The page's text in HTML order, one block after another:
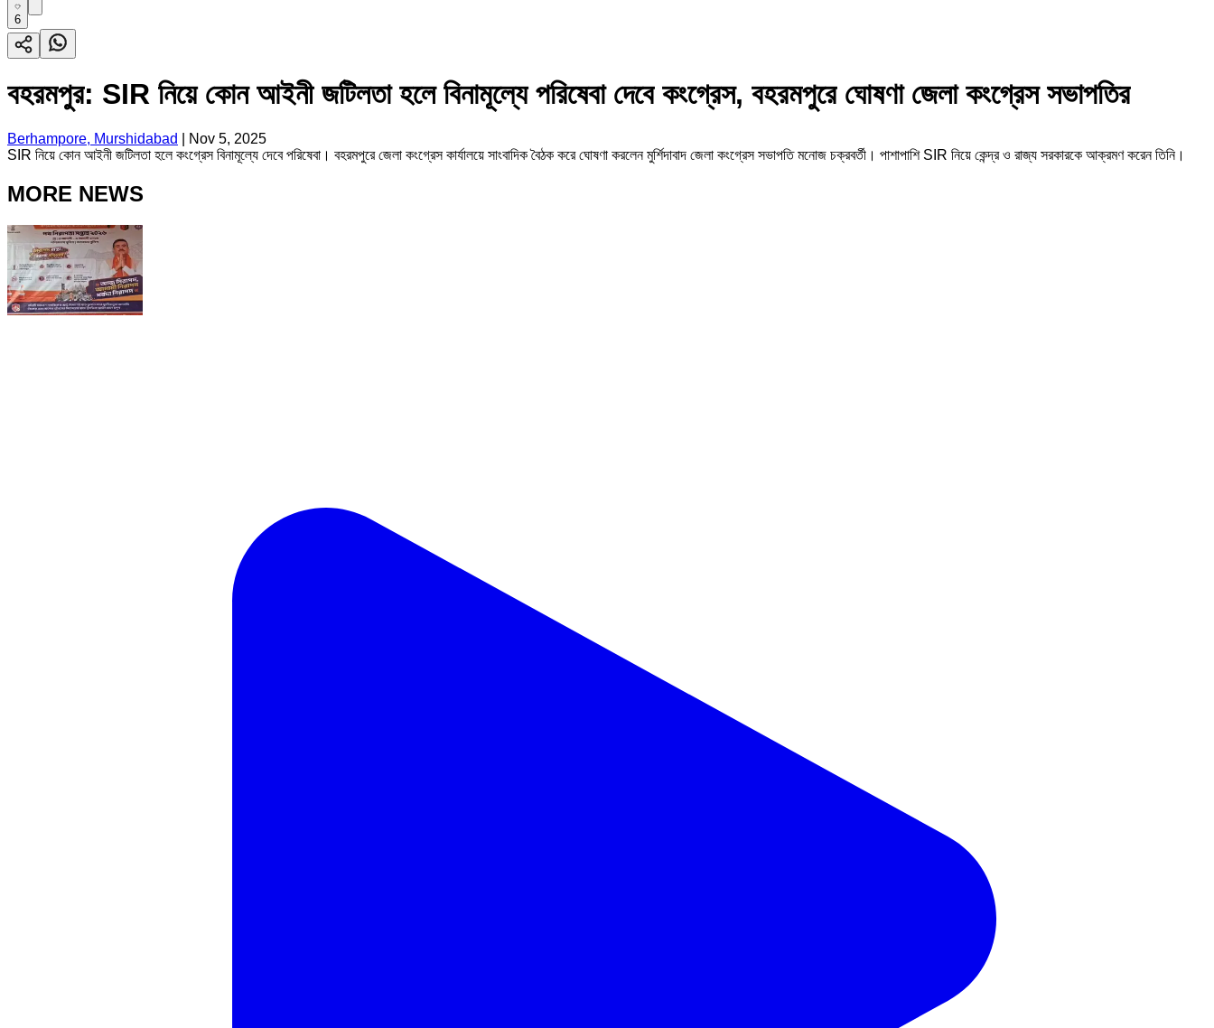
6
বহরমপুর: SIR নিয়ে কোন আইনী জটিলতা হলে বিনামূল্যে পরিষেবা দেবে কংগ্রেস, বহরমপুরে ঘোষণা জেলা কংগ্রেস সভাপতির
Berhampore, Murshidabad
Nov 5, 2025
SIR নিয়ে কোন আইনী জটিলতা হলে কংগ্রেস বিনামূল্যে দেবে পরিষেবা। বহরমপুরে জেলা কংগ্রেস কার্যালয়ে সাংবাদিক বৈঠক করে ঘোষণা করলেন মুর্শিদাবাদ জেলা কংগ্রেস সভাপতি মনোজ চক্রবর্তী। পাশাপাশি SIR নিয়ে কেন্দ্র ও রাজ্য সরকারকে আক্রমণ করেন তিনি।
MORE NEWS